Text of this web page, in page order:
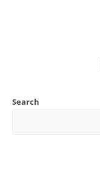
Search